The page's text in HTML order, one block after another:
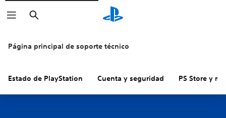
Buscar
Página principal de soporte técnico
Estado de PlayStation Cuenta y seguridad PS Store y